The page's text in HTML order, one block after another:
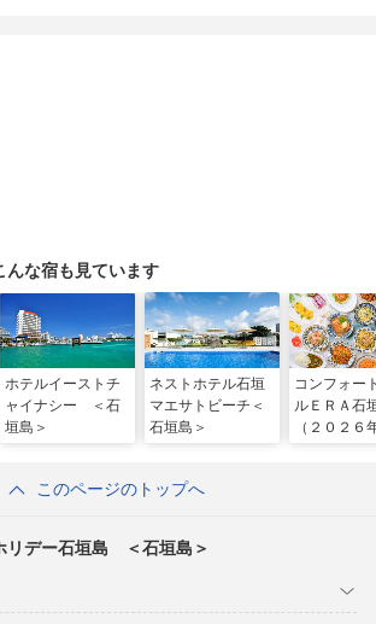
んな宿も見ています
ホテルイーストチ
ャイナシー ＜石
垣島＞
ネストホテル石垣
マエサトビーチ＜
石垣島＞
コンフォー
ルＥＲＡ石
（２０２６
このページのトップへ
デー石垣島 ＜石垣島＞